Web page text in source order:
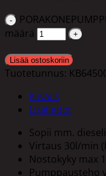
määrä
Lisää ostoskoriin
Tuotetunnus:
Kuvaus
Lisätiedot
Sopii mm.
Virtaus 30l/min
Nostokyky max
Pumppausteho